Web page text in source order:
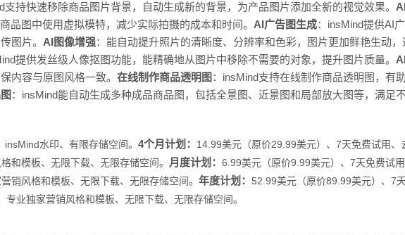
支持快速移除商品图片背景，自动生成新的背景，为产品图片添加全新的视觉效果。
品图中使用虚拟模特，减少实际拍摄的成本和时间。 AI广告图生成：insMind提供AI
图片。 AI图像增强：能自动提升照片的清晰度、分辨率和色彩，图片更加鲜艳生动
提供发丝级人像抠图功能，能精确地从图片中移除不需要的对象，提升图片质量。
内容与原图风格一致。 在线制作商品透明图 ：insMind支持在线制作商品透明图，有
：insMind能自动生成多种成品商品图，包括全景图、近景图和局部放大图等，满足不
insMind水印、 有限存储空间。 4个月计划： 14.99美元（原价29.99美元）、 7天免费试用、
和模板、 无限下载、 无限存储空间。 月度计划： 6.99美元（原价9.99美元）、 7天免费试用
销风格和模板、 无限下载、 无限存储空间。 年度计划： 52.99美元（原价89.99美元）、 7
专业独家营销风格和模板、 无限下载、 无限存储空间。